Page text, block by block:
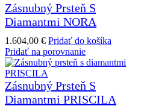
Zásnubný Prsteň S
Diamantmi NORA
1.604,00 € Pridať do košíka
Pridať na porovnanie
Zásnubný Prsteň S
Diamantmi PRISCILA